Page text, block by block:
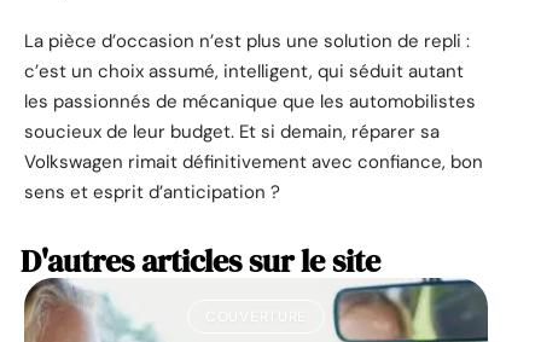
La pièce d’occasion n’est plus une solution de repli :
c’est un choix assumé, intelligent, qui séduit autant
les passionnés de mécanique que les automobilistes
soucieux de leur budget. Et si demain, réparer sa
Volkswagen rimait définitivement avec confiance, bon
sens et esprit d’anticipation ?
D'autres articles sur le site